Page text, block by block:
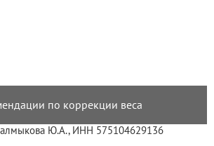
по коррекции веса
Ю.А., ИНН 575104629136